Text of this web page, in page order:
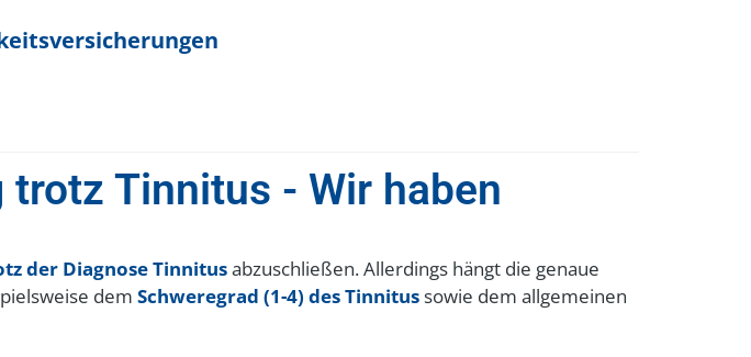
Tinnitus - Wir haben
der Diagnose Tinnitusabzuschließen. Allerdings hängt die genaue
dem Schweregrad (1-4) des Tinnitussowie dem allgemeinen